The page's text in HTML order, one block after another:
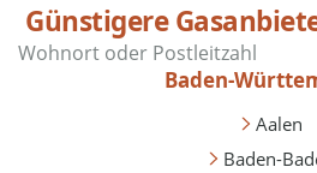
Günstigere
Baden-
Aalen
Baden-